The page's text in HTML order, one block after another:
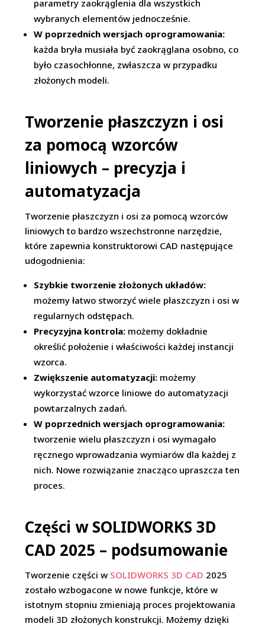
parametry zaokrąglenia dla wszystkich
wybranych elementów jednocześnie.
W poprzednich wersjach oprogramowania:
każda bryła musiała być zaokrąglana osobno, co
było czasochłonne, zwłaszcza w przypadku
złożonych modeli.
Tworzenie płaszczyzn i osi
za pomocą wzorców
liniowych – precyzja i
automatyzacja
Tworzenie płaszczyzn i osi za pomocą wzorców
liniowych to bardzo wszechstronne narzędzie,
które zapewnia konstruktorowi CAD następujące
udogodnienia:
Szybkie tworzenie złożonych układów:
możemy łatwo stworzyć wiele płaszczyzn i osi w
regularnych odstępach.
Precyzyjna kontrola: możemy dokładnie
określić położenie i właściwości każdej instancji
wzorca.
Zwiększenie automatyzacji: możemy
wykorzystać wzorce liniowe do automatyzacji
powtarzalnych zadań.
W poprzednich wersjach oprogramowania:
tworzenie wielu płaszczyzn i osi wymagało
ręcznego wprowadzania wymiarów dla każdej z
nich. Nowe rozwiązanie znacząco upraszcza ten
proces.
Części w SOLIDWORKS 3D
CAD 2025 – podsumowanie
Tworzenie części w SOLIDWORKS 3D CAD 2025
zostało wzbogacone w nowe funkcje, które w
istotnym stopniu zmieniają proces projektowania
modeli 3D złożonych konstrukcji. Możemy dzięki